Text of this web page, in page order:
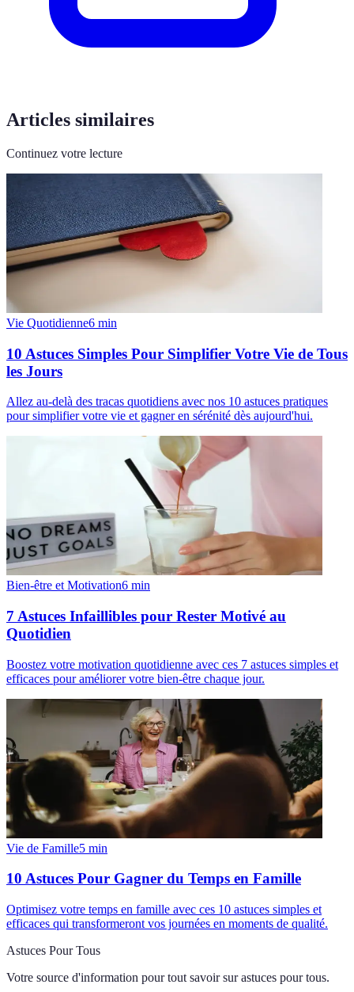
Articles similaires
Continuez votre lecture
Vie Quotidienne6 min
10 Astuces Simples Pour Simplifier Votre Vie de Tous
les Jours
Allez au-delà des tracas quotidiens avec nos 10 astuces pratiques
pour simplifier votre vie et gagner en sérénité dès aujourd'hui.
Bien-être et Motivation6 min
7 Astuces Infaillibles pour Rester Motivé au
Quotidien
Boostez votre motivation quotidienne avec ces 7 astuces simples et
efficaces pour améliorer votre bien-être chaque jour.
Vie de Famille5 min
10 Astuces Pour Gagner du Temps en Famille
Optimisez votre temps en famille avec ces 10 astuces simples et
efficaces qui transformeront vos journées en moments de qualité.
Astuces Pour Tous
Votre source d'information pour tout savoir sur astuces pour tous.